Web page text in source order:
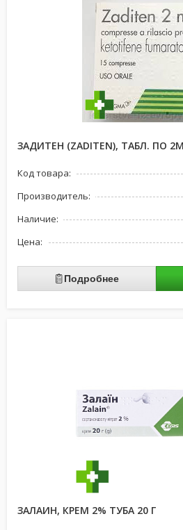
ЗАДИТЕН (ZADITEN), ТАБЛ. ПО
Код товара:
Производитель:
Наличие:
Цена:
Подробнее
ЗАЛАИН, КРЕМ 2% ТУБА 20 Г